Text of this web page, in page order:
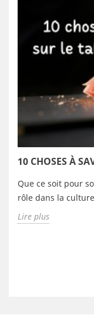
10 CHOSES À
Que ce soit pour
rôle dans la
Lire plus